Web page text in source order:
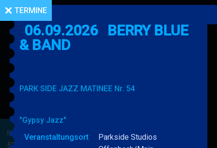
BERRY BLUE & BAND
53. JAZZ Matinee in den
TERMINE
06.09.2026
BERRY BLUE
& BAND
PARK SIDE JAZZ MATINEE Nr. 54
"Gypsy Jazz"
Veranstaltungsort
Parkside Studios